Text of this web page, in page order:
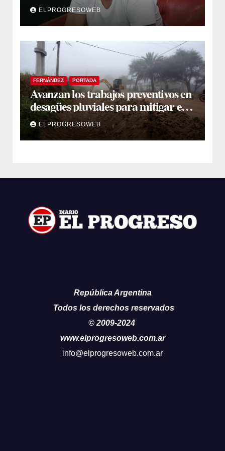
cáncer
ELPROGRESOWEB
FERNÁNDEZ PORTADA
Avanzan los trabajos preventivos en
desagües pluviales para mitigar el
impacto de la temporada de lluvias
ELPROGRESOWEB
República Argentina
Todos los derechos reservados
© 2009-2024
www.elprogresoweb.com.ar
info@elprogresoweb.com.ar